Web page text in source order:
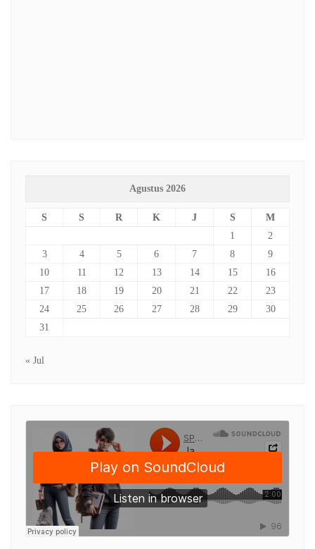
Agustus 2026
S S R K J S
M
1
2
3
4 5 6 7 8
9
10
11 12 13 14 15
16
17
18 19 20 21 22
23
24
25 26 27 28 29
30
31
« Jul